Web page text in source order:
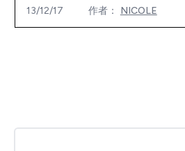
13/12/17 作者： NICOLE